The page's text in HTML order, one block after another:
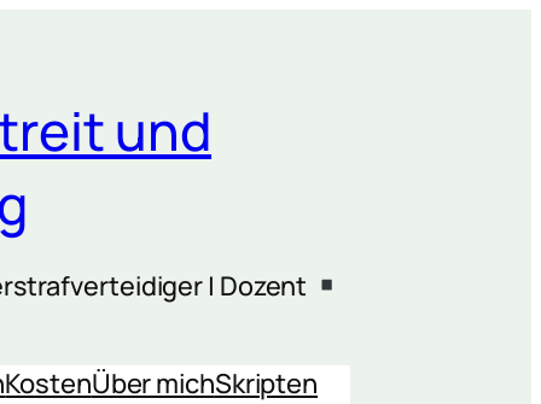
und
| Dozent
KostenÜber michSkripten